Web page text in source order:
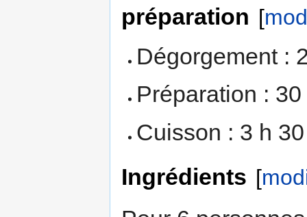
préparation [
Dégorgement :
Préparation :
Cuisson : 3 h
Ingrédients [